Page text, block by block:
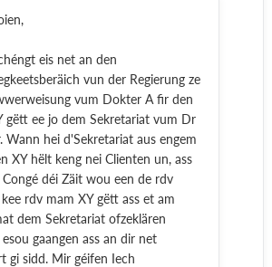
eis net an den
vun der Regierung ze
vum Dokter A fir den
gëtt ee jo dem Sekretariat vum Dr
Wann hei d'Sekretariat aus engem
XY hëlt keng nei Clienten un, ass
Congé déi Zäit wou een de rdv
kee rdv mam XY gëtt ass et am
dem Sekretariat ofzeklären
gaangen ass an dir net
gi sidd. Mir géifen Iech